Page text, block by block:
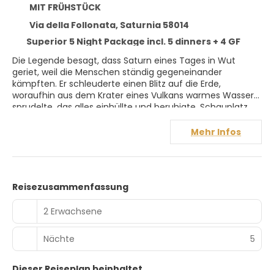
MIT FRÜHSTÜCK
Via della Follonata, Saturnia 58014
Superior 5 Night Package incl. 5 dinners + 4 GF
Die Legende besagt, dass Saturn eines Tages in Wut
geriet, weil die Menschen ständig gegeneinander
kämpften. Er schleuderte einen Blitz auf die Erde,
woraufhin aus dem Krater eines Vulkans warmes Wasser
sprudelte, das alles einhüllte und beruhigte. Schauplatz
dieser Legende ist Saturnia, im Herzen der toskanischen
Maremma, wo das Wasser mit einer Geschwindigkeit von
500 Litern pro Sekunde und einer konstanten Temperatur
von 37° C sprudelt. Heute ist das Terme di Saturnia
wurde erst kürzlich renoviert und verbindet die antiken
Thermalquellen mit eleganten Unterkünften, exklusiven
Behandlungen in einem preisgekrönten Spa und einem
18-Loch-Meisterschaftsgolfplatz, der von dem
amerikanischen Architekten Ronald Fream entworfen und
mit dem GEO-Zertifikat ausgezeichnet wurde. Der
Mehr Infos
Reisezusammenfassung
2 Erwachsene
Nächte 5